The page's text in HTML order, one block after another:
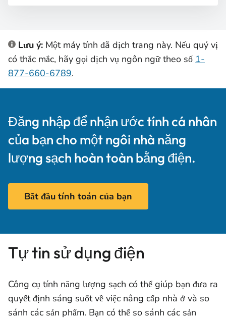
Lưu ý: Một máy tính đã dịch trang này. Nếu quý vị
có thắc mắc, hãy gọi dịch vụ ngôn ngữ theo số 1-
877-660-6789.
Đăng nhập để nhận ước tính cá nhân
của bạn cho một ngôi nhà năng
lượng sạch hoàn toàn bằng điện.
Bắt đầu tính toán của bạn
Tự tin sử dụng điện
Công cụ tính năng lượng sạch có thể giúp bạn đưa ra
quyết định sáng suốt về việc nâng cấp nhà ở và so
sánh các sản phẩm. Bạn có thể so sánh các sản